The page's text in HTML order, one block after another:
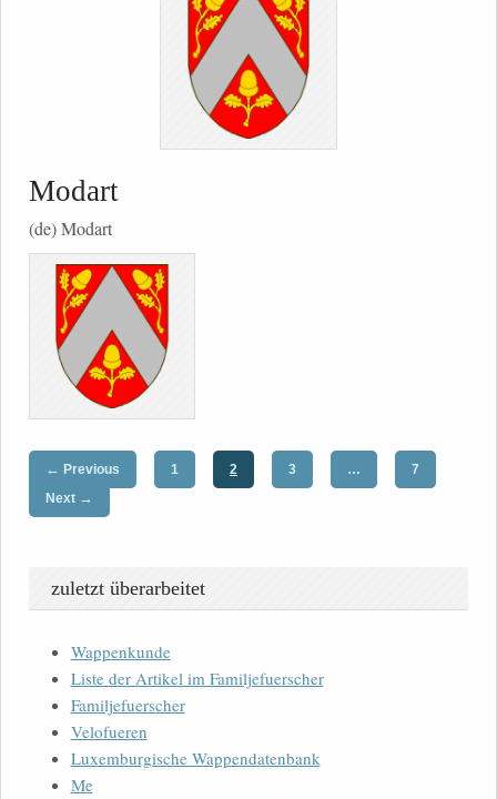
Modart
(de) Modart
← Previous 1 2 3 …
7
Next →
zuletzt überarbeitet
Wappenkunde
Liste der Artikel im Familjefuerscher
Familjefuerscher
Velofueren
Luxemburgische Wappendatenbank
Me